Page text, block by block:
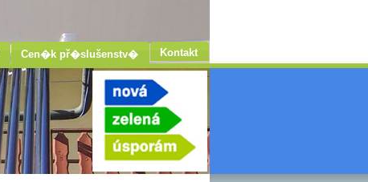
Cen�k př�slušenstv� Kontakt